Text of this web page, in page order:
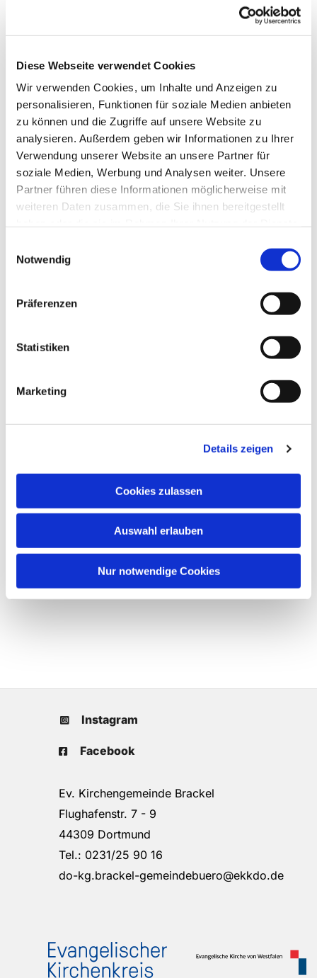
Diese Webseite verwendet Cookies
Wir verwenden Cookies, um Inhalte und Anzeigen zu
personalisieren, Funktionen für soziale Medien anbieten
zu können und die Zugriffe auf unsere Website zu
analysieren. Außerdem geben wir Informationen zu Ihrer
Verwendung unserer Website an unsere Partner für
soziale Medien, Werbung und Analysen weiter. Unsere
Partner führen diese Informationen möglicherweise mit
weiteren Daten zusammen, die Sie ihnen bereitgestellt
Notwendig
Präferenzen
Statistiken
Marketing
Details zeigen
Cookies zulassen
Auswahl erlauben
Nur notwendige Cookies
Instagram
Facebook
Ev. Kirchengemeinde Brackel
Flughafenstr. 7 - 9
44309 Dortmund
Tel.: 0231/25 90 16
do-kg.brackel-gemeindebuero@ekkdo.de